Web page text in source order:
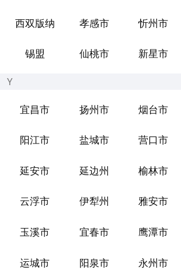
西双版纳 孝感市 忻州市
锡盟 仙桃市 新星市
Y
宜昌市 扬州市 烟台市
阳江市 盐城市 营口市
延安市 延边州 榆林市
云浮市 伊犁州 雅安市
玉溪市 宜春市 鹰潭市
运城市 阳泉市 永州市